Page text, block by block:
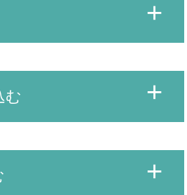
む